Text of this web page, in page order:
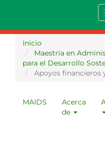
principal
Inicio
Maestría en
para el Desarrollo
Apoyos financieros
Menu
MAIDS
Acerca
de